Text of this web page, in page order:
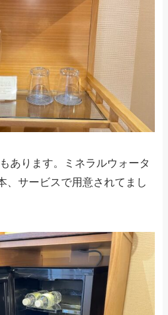
あります。ミネラルウォータ
、サービスで用意されてまし